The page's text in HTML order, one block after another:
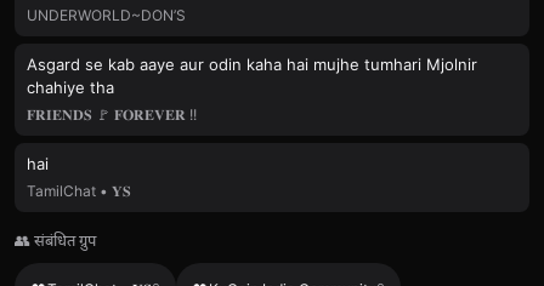
UNDERWORLD~DON’S
Asgard se kab aaye aur odin kaha hai mujhe tumhari Mjolnir
chahiye tha
𝐅𝐑𝐈𝐄𝐍𝐃𝐒 🚩 𝐅𝐎𝐑𝐄𝐕𝐄𝐑 !!
hai
TamilChat • 𝐘𝐒
👥 संबंधित ग्रुप